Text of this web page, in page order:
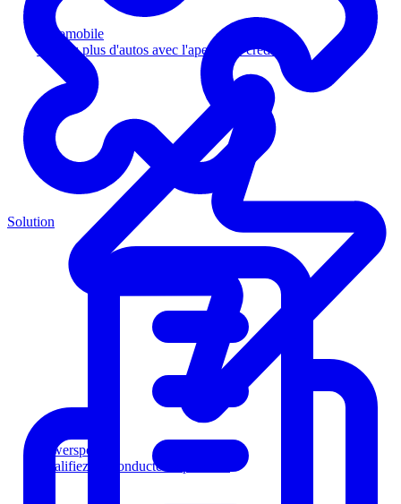
Automobile
Vendez plus d'autos avec l'aperçu de crédit
Powersports
Qualifiez les conducteurs plus vite
Solution